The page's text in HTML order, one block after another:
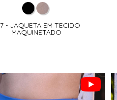
- JAQUETA EM TECIDO
MAQUINETADO